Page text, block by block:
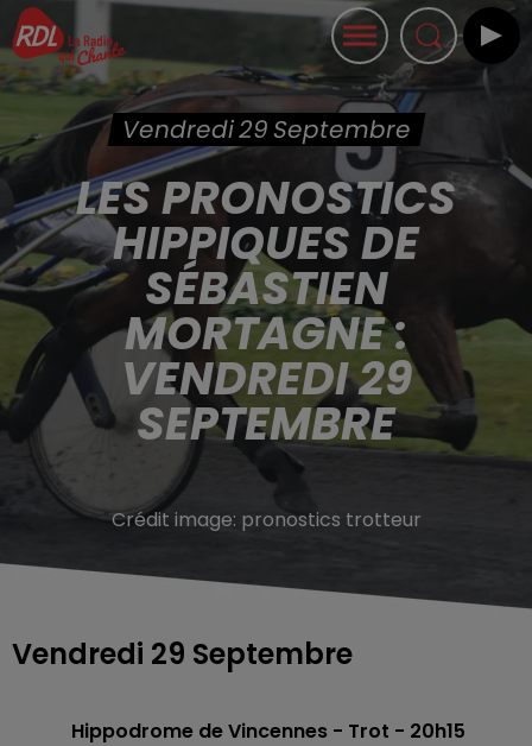
Vendredi 29 Septembre
LES PRONOSTICS
HIPPIQUES DE
SÉBASTIEN
MORTAGNE :
VENDREDI 29
SEPTEMBRE
Crédit image: pronostics trotteur
Vendredi 29 Septembre
Hippodrome de Vincennes - Trot - 20h15